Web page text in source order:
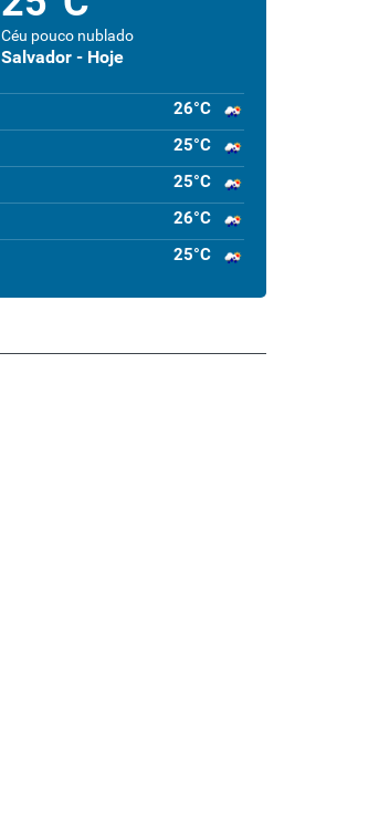
Céu pouco nublado
Salvador - Hoje
26°C
25°C
25°C
26°C
25°C